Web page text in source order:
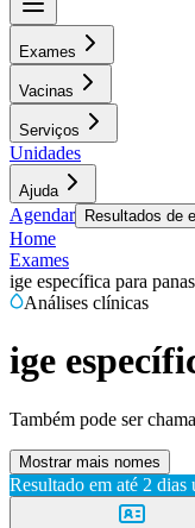
Exames
Vacinas
Serviços
Unidades
Ajuda
Agendar Resultados de
Home
Exames
ige específica para
Análises clínicas
ige
Também pode ser
Mostrar mais nomes
Resultado em até 2 dias